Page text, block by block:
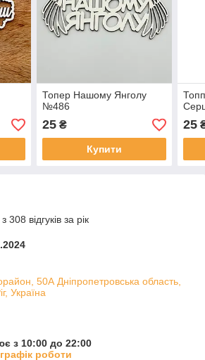
Топер Нашому Янголу
№486
25₴
Купити
25
відгуків за рік
50А Дніпропетровська область,
Україна
з 10:00 до 22:00
роботи